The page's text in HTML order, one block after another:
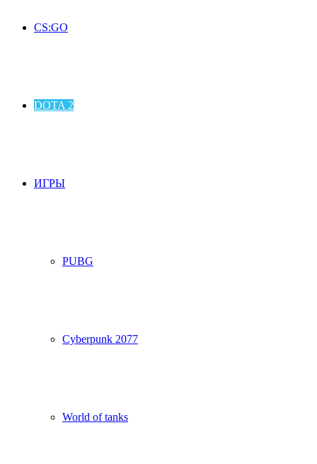
CS:GO
DOTA 2
ИГРЫ
PUBG
Cyberpunk 2077
World of tanks